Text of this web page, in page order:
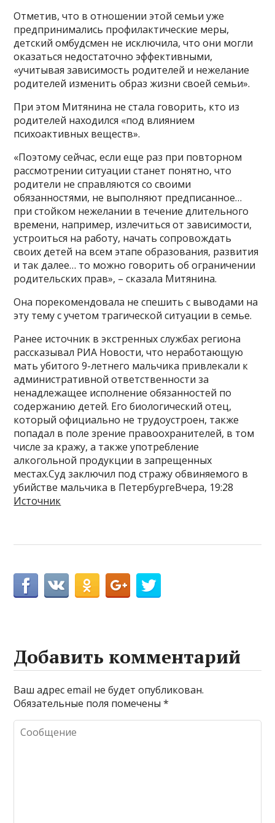
Отметив, что в отношении этой семьи уже
предпринимались профилактические меры,
детский омбудсмен не исключила, что они могли
оказаться недостаточно эффективными,
«учитывая зависимость родителей и нежелание
родителей изменить образ жизни своей семьи».
При этом Митянина не стала говорить, кто из
родителей находился «под влиянием
психоактивных веществ».
«Поэтому сейчас, если еще раз при повторном
рассмотрении ситуации станет понятно, что
родители не справляются со своими
обязанностями, не выполняют предписанное…
при стойком нежелании в течение длительного
времени, например, излечиться от зависимости,
устроиться на работу, начать сопровождать
своих детей на всем этапе образования, развития
и так далее… то можно говорить об ограничении
родительских прав», – сказала Митянина.
Она порекомендовала не спешить с выводами на
эту тему с учетом трагической ситуации в семье.
Ранее источник в экстренных службах региона
рассказывал РИА Новости, что неработающую
мать убитого 9-летнего мальчика привлекали к
административной ответственности за
ненадлежащее исполнение обязанностей по
содержанию детей. Его биологический отец,
который официально не трудоустроен, также
попадал в поле зрение правоохранителей, в том
числе за кражу, а также употребление
алкогольной продукции в запрещенных
местах.Суд заключил под стражу обвиняемого в
убийстве мальчика в ПетербургеВчера, 19:28
Источник
Добавить комментарий
Ваш адрес email не будет опубликован.
Обязательные поля помечены*